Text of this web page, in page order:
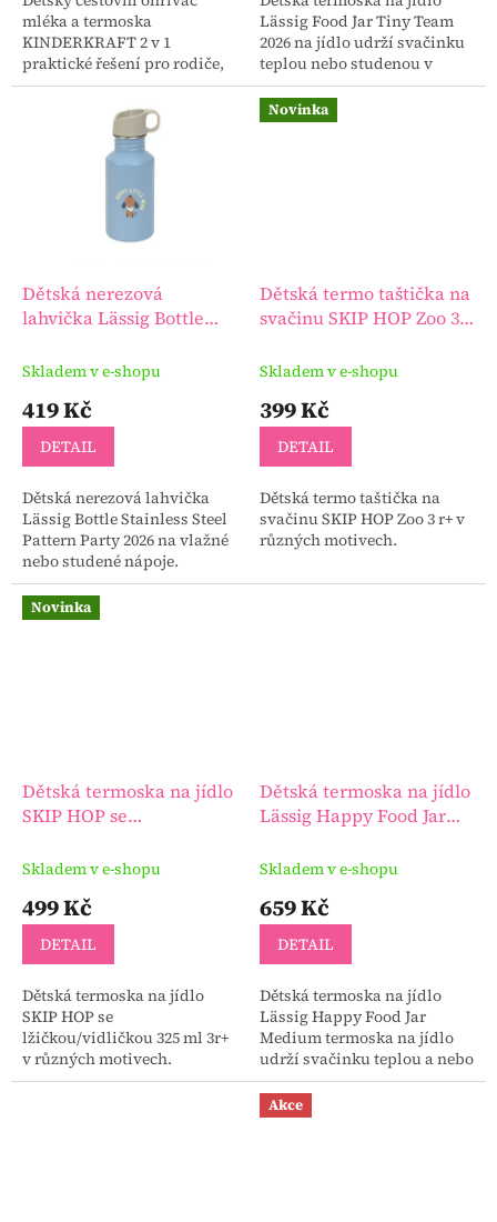
mléka a termoska
KINDERKRAFT 2 v 1
praktické řešení pro rodiče,
kteří chtějí mít plnou
kontrolu nad teplotou mléka
nebo vody, kdykoli ji
Lässig Food Jar Tiny Team
2026 na jídlo udrží svačinku
teplou nebo studenou v
závislosti na požadavku.
Dětská nerezová
lahvička Lässig Bottle
Party 2026
Skladem v e-shopu
419 Kč
DETAIL
Dětská nerezová lahvička
Lässig Bottle Stainless Steel
Pattern Party 2026 na vlažné
nebo studené nápoje.
Novinka
Dětská termo taštička na
svačinu SKIP HOP Zoo 3
Skladem v e-shopu
399 Kč
DETAIL
Dětská termo taštička na
svačinu SKIP HOP Zoo 3 r+ v
různých motivech.
Novinka
Dětská termoska na jídlo
SKIP HOP se
3r+
Skladem v e-shopu
499 Kč
DETAIL
Dětská termoska na jídlo
SKIP HOP se
lžičkou/vidličkou 325 ml 3r+
v různých motivech.
Dětská termoska na jídlo
Lässig Happy Food Jar
Skladem v e-shopu
659 Kč
DETAIL
Dětská termoska na jídlo
Lässig Happy Food Jar
Medium termoska na jídlo
udrží svačinku teplou a nebo
studenou v závislosti na
požadavku.
Akce